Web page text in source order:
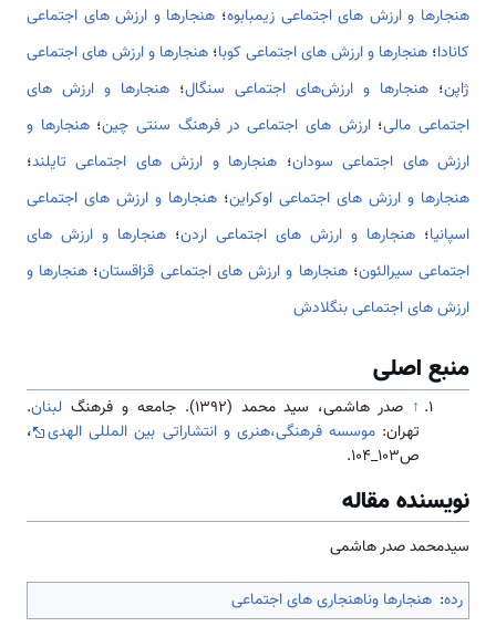
هنجارها و ارزش های اجتماعی زیمبابوه؛ هنجارها و ارزش های اجتماعی
کانادا؛ هنجارها و ارزش های اجتماعی کوبا؛ هنجارها و ارزش های اجتماعی
ژاپن؛ هنجارها و ارزش‌های اجتماعی سنگال؛ هنجارها و ارزش های
اجتماعی مالی؛ارزش های اجتماعی در فرهنگ سنتی چین؛هنجارها و
ارزش های اجتماعی سودان؛ هنجارها و ارزش های اجتماعی تایلند؛
هنجارها و ارزش های اجتماعی اوکراین؛ هنجارها و ارزش های اجتماعی
اسپانیا؛ هنجارها و ارزش های اجتماعی اردن؛ هنجارها و ارزش های
اجتماعی سیرالئون؛هنجارها و ارزش های اجتماعی قزاقستان؛ هنجارها و
ارزش های اجتماعی بنگلادش
منبع اصلی
↑ صدر هاشمی، سید محمد (1392). جامعه و فرهنگ لبنان.
تهران: موسسه فرهنگی،هنری و انتشاراتی بین المللی الهدی
،
ص103_104.
نویسنده مقاله
سیدمحمد صدر هاشمی
رده: هنجارها وناهنجاری های اجتماعی